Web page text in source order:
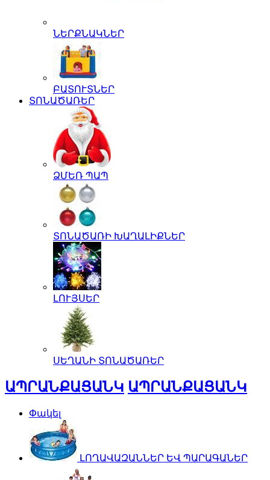
ՆԵՐՔՆԱԿՆԵՐ
ԲԱՏՈՒՏՆԵՐ
ՏՈՆԱԾԱՌԵՐ
ՁՄԵՌ ՊԱՊ
ՏՈՆԱԾԱՌԻ ԽԱՂԱԼԻՔՆԵՐ
ԼՈՒՅՍԵՐ
ՍԵՂԱՆԻ ՏՈՆԱԾԱՌԵՐ
ԱՊՐԱՆՔԱՑԱՆԿ ԱՊՐԱՆՔԱՑԱՆԿ
Փակել
ԼՈՂԱՎԱԶԱՆՆԵՐ ԵՎ ՊԱՐԱԳԱՆԵՐ